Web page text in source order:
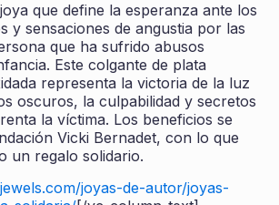
que define la esperanza ante los
y sensaciones de angustia por las
que ha sufrido abusos
Este colgante de plata
representa la victoria de la luz
oscuros, la culpabilidad y secretos
la víctima. Los beneficios se
Vicki Bernadet, con lo que
un regalo solidario.
joyas-de-autor/joyas-